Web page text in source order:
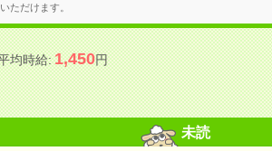
ただけます。
均時給:1,450円
未読